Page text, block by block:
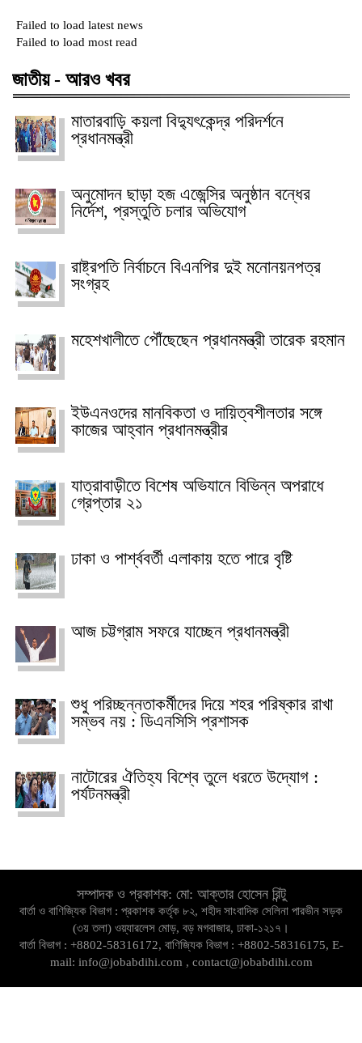
Failed to load latest news
Failed to load most read
জাতীয় - আরও খবর
মাতারবাড়ি কয়লা বিদ্যুৎকেন্দ্র পরিদর্শনে
প্রধানমন্ত্রী
অনুমোদন ছাড়া হজ এজেন্সির অনুষ্ঠান বন্ধের
নির্দেশ, প্রস্তুতি চলার অভিযোগ
রাষ্ট্রপতি নির্বাচনে বিএনপির দুই মনোনয়নপত্র
সংগ্রহ
মহেশখালীতে পৌঁছেছেন প্রধানমন্ত্রী তারেক রহমান
ইউএনওদের মানবিকতা ও দায়িত্বশীলতার সঙ্গে
কাজের আহ্বান প্রধানমন্ত্রীর
যাত্রাবাড়ীতে বিশেষ অভিযানে বিভিন্ন অপরাধে
গ্রেপ্তার ২১
ঢাকা ও পার্শ্ববর্তী এলাকায় হতে পারে বৃষ্টি
আজ চট্টগ্রাম সফরে যাচ্ছেন প্রধানমন্ত্রী
শুধু পরিচ্ছন্নতাকর্মীদের দিয়ে শহর পরিষ্কার রাখা
সম্ভব নয় : ডিএনসিসি প্রশাসক
নাটোরের ঐতিহ্য বিশ্বে তুলে ধরতে উদ্যোগ :
পর্যটনমন্ত্রী
সম্পাদক ও প্রকাশক: মো: আক্তার হোসেন রিন্টু
বার্তা ও বাণিজ্যিক বিভাগ : প্রকাশক কর্তৃক ৮২, শহীদ সাংবাদিক সেলিনা পারভীন সড়ক
(৩য় তলা) ওয়্যারলেস মোড়, বড় মগবাজার, ঢাকা-১২১৭।
বার্তা বিভাগ : +8802-58316172, বাণিজ্যিক বিভাগ : +8802-58316175, E-
mail: info@jobabdihi.com , contact@jobabdihi.com